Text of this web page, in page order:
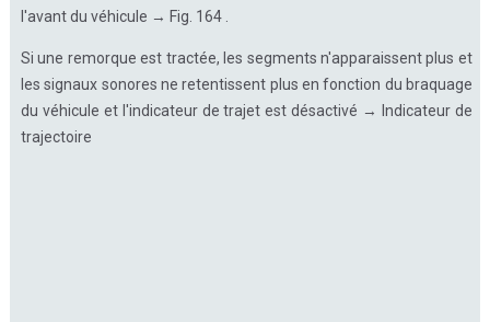
l'avant du véhicule → Fig. 164 .
Si une remorque est tractée, les segments n'apparaissent plus et
les signaux sonores ne retentissent plus en fonction du braquage
du véhicule et l'indicateur de trajet est désactivé → Indicateur de
trajectoire